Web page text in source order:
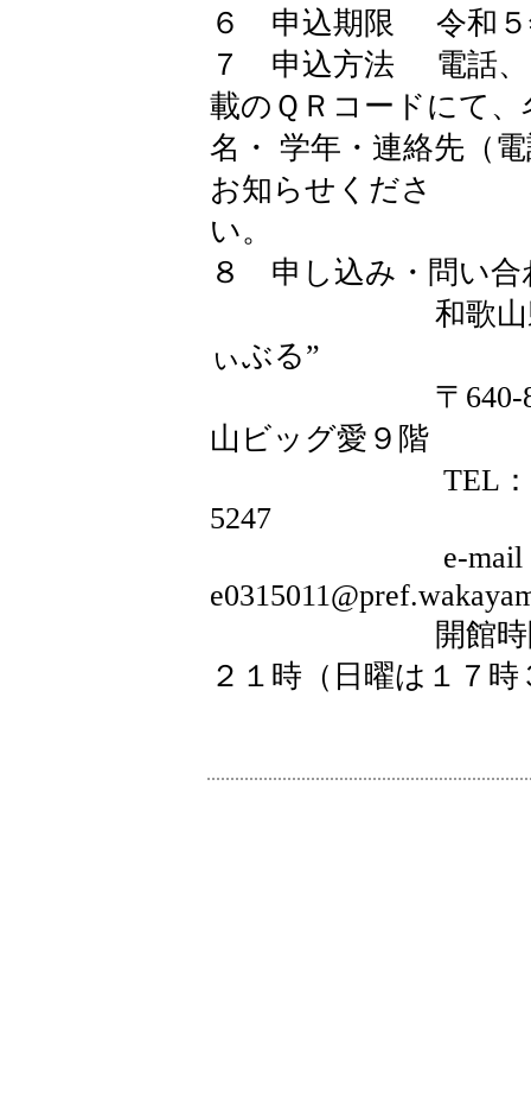
６ 申込期限 令和５
７ 申込方法 電話、
載のＱＲコードにて
名・ 学年・連絡先（
お知らせくださ
い
８ 申し込み・問い
和歌山県男女
ぃぶる”
〒640-8319 和
山ビッグ愛９階
TEL：073-435-
5247
e-mail
開館時間：月
２１時（日曜は１７